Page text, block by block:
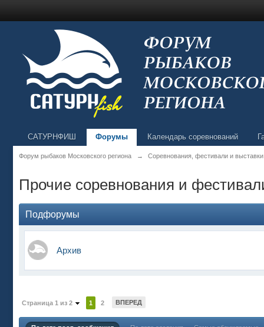
САТУРНФИШ Форумы Календарь соревнований
Форум рыбаков Московского региона → Соревнования, фестивали и выставки
Прочие соревнования и
Подфорумы
Архив
Страница 1 из 2 1 2 ВПЕРЕД